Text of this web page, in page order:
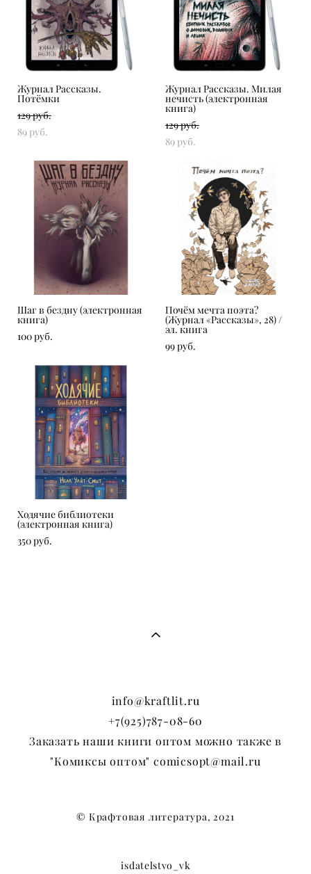
Журнал Рассказы.
Потёмки
129 pуб.
89 pуб.
Журнал Рассказы. Милая
нечисть (электронная
книга)
129 pуб.
89 pуб.
Шаг в бездну (электронная
книга)
100 pуб.
Почём мечта поэта?
(Журнал «Рассказы», 28) /
эл. книга
99 pуб.
Ходячие библиотеки
(электронная книга)
350 pуб.
info@kraftlit.ru
+7(925)787-08-60
Заказать наши книги оптом можно также в
"Комиксы оптом" comicsopt@mail.ru
© Крафтовая литература, 2021
isdatelstvo_vk